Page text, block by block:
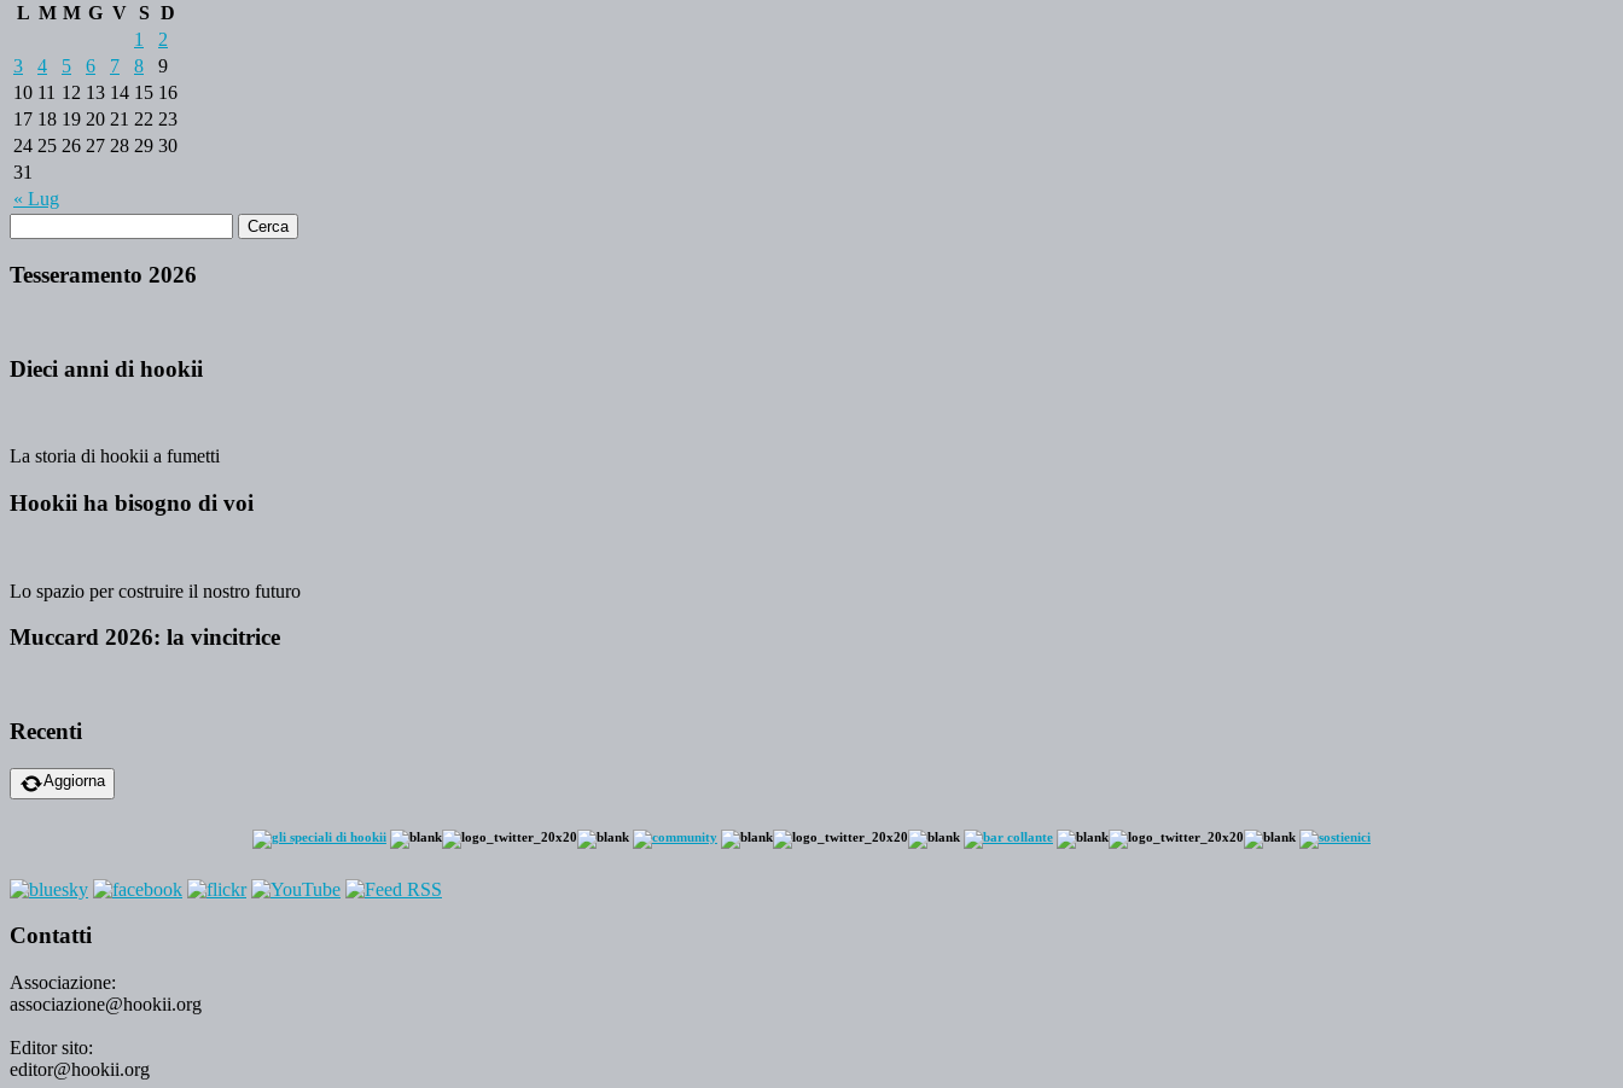
L M M G V S D
« Lug
1
2
3
4 5 6 7 8
9
10 11 12 13 14 15 16
17 18 19 20 21 22 23
24 25 26 27 28 29 30
31
Tesseramento 2026
Dieci anni di hookii
La storia di hookii a fumetti
Hookii ha bisogno di voi
Lo spazio per costruire il nostro futuro
Muccard 2026: la vincitrice
Recenti
Aggiorna
Contatti
Associazione:
associazione@hookii.org
Editor sito:
editor@hookii.org